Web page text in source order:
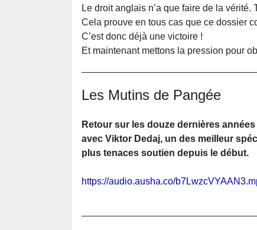
Le droit anglais n’a que faire de la
Cela prouve en tous cas que ce dossier
C’est donc déjà une victoire !
Et maintenant mettons la pression pour
Les Mutins de Pangée
Retour sur les douze dernières
avec Viktor Dedaj, un des meilleur
plus tenaces soutien depuis le début.
https://audio.ausha.co/